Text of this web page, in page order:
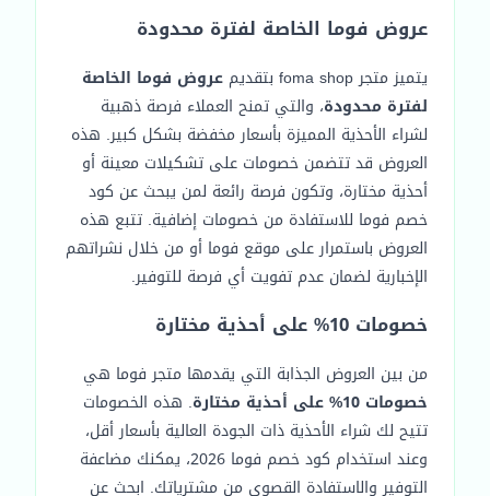
عروض فوما الخاصة لفترة محدودة
يتميز متجر foma shop بتقديم
عروض فوما الخاصة
لفترة محدودة، والتي تمنح العملاء فرصة ذهبية
لشراء الأحذية المميزة بأسعار مخفضة بشكل كبير. هذه
العروض قد تتضمن خصومات على تشكيلات معينة أو
أحذية مختارة، وتكون فرصة رائعة لمن يبحث عن كود
خصم فوما للاستفادة من خصومات إضافية. تتبع هذه
العروض باستمرار على موقع فوما أو من خلال نشراتهم
الإخبارية لضمان عدم تفويت أي فرصة للتوفير.
خصومات 10% على أحذية مختارة
من بين العروض الجذابة التي يقدمها متجر فوما هي
خصومات 10% على أحذية مختارة
. هذه الخصومات
تتيح لك شراء الأحذية ذات الجودة العالية بأسعار أقل،
وعند استخدام كود خصم فوما 2026، يمكنك مضاعفة
التوفير والاستفادة القصوى من مشترياتك. ابحث عن